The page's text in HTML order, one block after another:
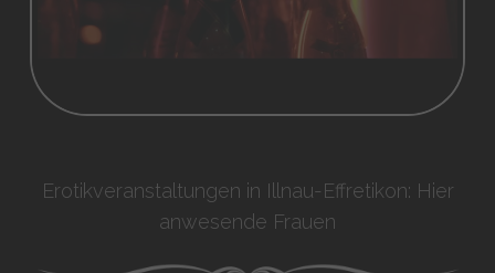
Erotikveranstaltungen in Illnau-Effretikon: Hier
anwesende Frauen